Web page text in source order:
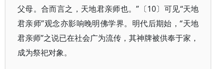
父母。合而言之，天地君亲师也。”〔10〕可见“天地
君亲师”观念亦影响晚明佛学界。明代后期始，“天地
君亲师”之说已在社会广为流传，其神牌被供奉于家，
成为祭祀对象。